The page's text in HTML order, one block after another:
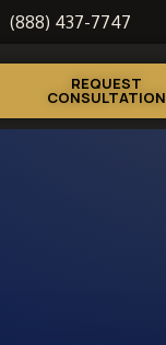
(888) 437-7747
REQUEST
CONSULTATION